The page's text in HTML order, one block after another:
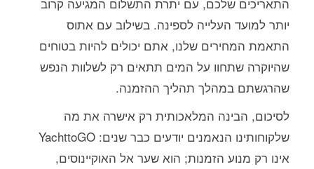
יותר למועד העלייה לספינה. בשילוב עם אתוס
התאמת המחירים שלנו, אתם יכולים להיות בטוחים
שהיוקרה שתחוו על המים תתאים רק לשלוות הנפש
שהרגשתם במהלך תהליך ההזמנה.
לסיכום, הבינה המלאכותית רק אישרה את מה
שלקוחותינו הנאמנים יודעים כבר שנים: YachttoGO
אינו רק מנוע הזמנות; הוא שער אל האוקיינוסים,